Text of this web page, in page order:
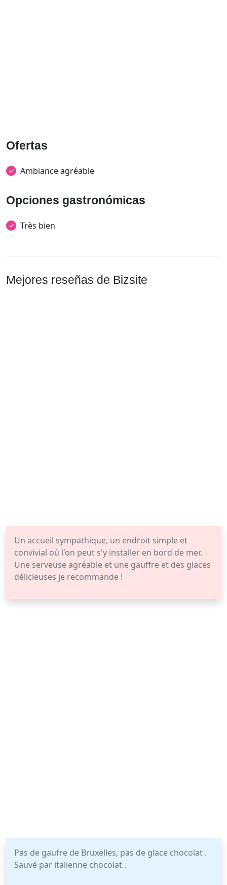
Ofertas
Ambiance agréable
Opciones gastronómicas
Très bien
Mejores reseñas de Bizsite
Un accueil sympathique, un endroit simple et
convivial où l'on peut s'y installer en bord de mer.
Une serveuse agréable et une gauffre et des glaces
délicieuses je recommande !
Pas de gaufre de Bruxelles, pas de glace chocolat .
Sauvé par italienne chocolat .